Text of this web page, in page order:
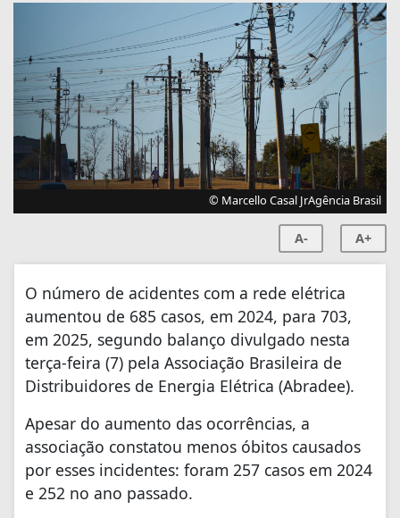
© Marcello Casal JrAgência Brasil
A- A+
O número de acidentes com a rede elétrica
aumentou de 685 casos, em 2024, para 703,
em 2025, segundo balanço divulgado nesta
terça-feira (7) pela Associação Brasileira de
Distribuidores de Energia Elétrica (Abradee).
Apesar do aumento das ocorrências, a
associação constatou menos óbitos causados
por esses incidentes: foram 257 casos em 2024
e 252 no ano passado.